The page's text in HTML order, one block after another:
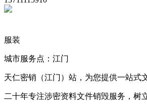
服装
城市服务点：江门
天仁密销（江门）站，为您提供一站式
二十年专注涉密资料文件销毁服务，树